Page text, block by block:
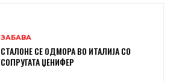
ЗАБАВА
СТАЛОНЕ СЕ ОДМОРА ВО ИТАЛИЈА СО
СОПРУГАТА ЏЕНИФЕР